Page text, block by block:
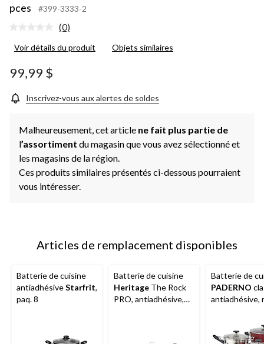
pces
#399-3333-2
Aucune
pour
la
même
(0)
Voir détails du produit Objets similaires
99,99 $
Inscrivez-vous aux alertes de soldes
Malheureusement, cet article ne fait plus partie de
l’assortiment du magasin que vous avez sélectionné et
les magasins de la région.
Ces produits similaires présentés ci-dessous pourraient
vous intéresser.
Articles de remplacement disponibles
Batterie de cuisine
antiadhésiveStarfrit,
paq. 8
Batterie de cuisine
Heritage The Rock
PRO, antiadhésive,
Batterie de
PADERNO
antiadhésive,